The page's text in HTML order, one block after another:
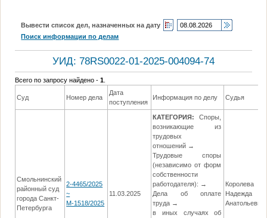
Вывести список дел, назначенных на дату
Поиск информации по делам
УИД: 78RS0022-01-2025-004094-74
Всего по запросу найдено -1
Суд Номер дела
Дата
поступления
Информация по делу Судья
Смольнинский
районный суд
города Санкт-
Петербурга
2-4465/2025
~
М-1518/2025
11.03.2025
КАТЕГОРИЯ:
Споры,
возникающие из
трудовых
отношений →
Трудовые споры
(независимо от форм
собственности
работодателя): →
Дела об оплате
труда →
в иных случаях об
Королева
Надежда
Анатольевна